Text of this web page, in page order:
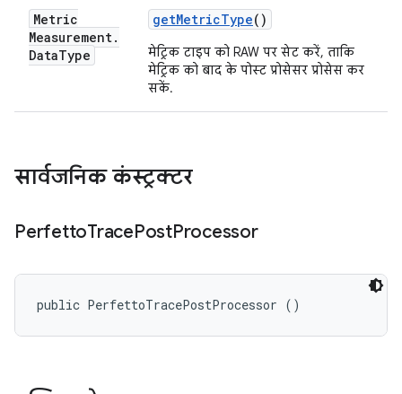
Metric
Measurement.
DataType
getMetricType()
मेट्रिक टाइप को RAW पर सेट करें, ताकि
मेट्रिक को बाद के पोस्ट प्रोसेसर प्रोसेस कर
सकें.
सार्वजनिक कंस्ट्रक्टर
PerfettoTracePostProcessor
public PerfettoTracePostProcessor ()